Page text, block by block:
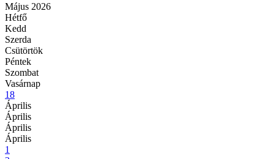
Május 2026
Hétfő
Kedd
Szerda
Csütörtök
Péntek
Szombat
Vasárnap
18
Április
Április
Április
Április
1